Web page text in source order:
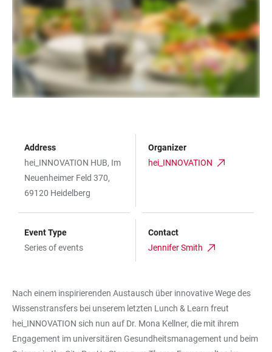
Address
hei_INNOVATION HUB, Im
Neuenheimer Feld 370,
69120 Heidelberg
Organizer
hei_INNOVATION
Event Type
Series of events
Contact
Jennifer Smith
Nach einem inspirierenden Austausch über innovative Wege des
Wissenstransfers bei unserem letzten Lunch & Learn freut
hei_INNOVATION sich nun auf Dr. Mona Kellner, die mit ihrem
Engagement im universitären Gesundheitsmanagement und beim